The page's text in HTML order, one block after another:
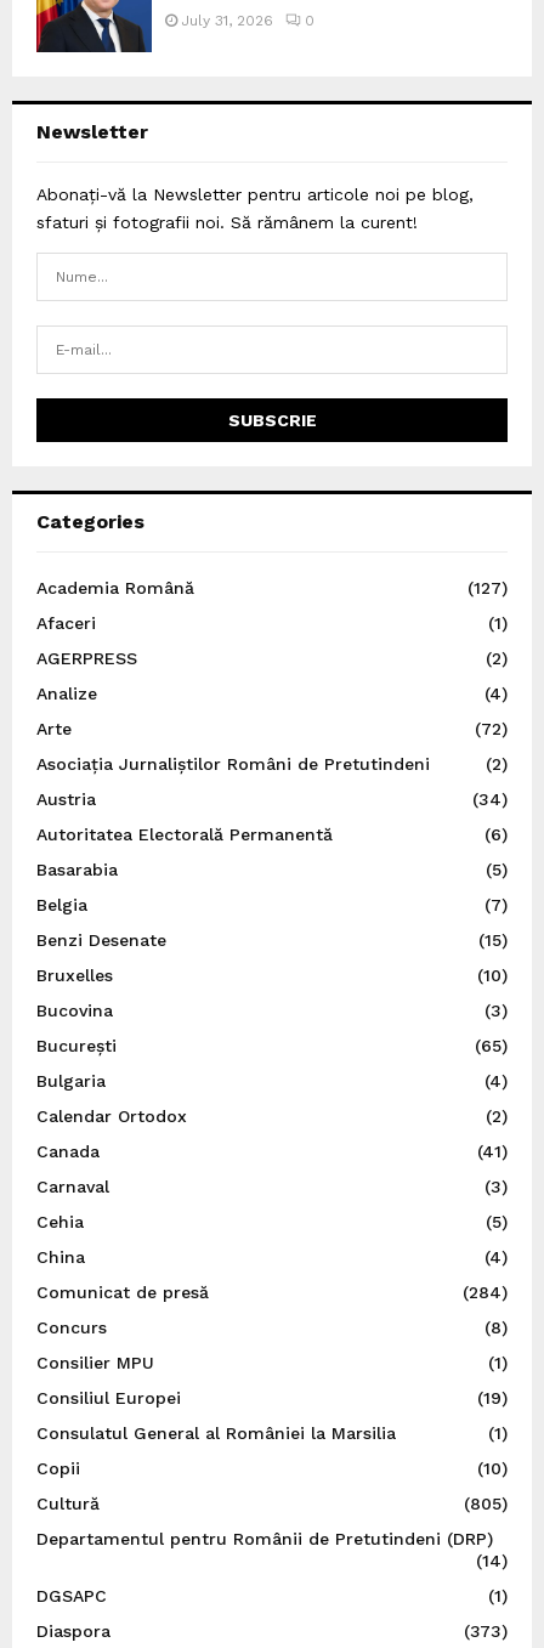
July 31, 2026 0
Newsletter
Abonați-vă la Newsletter pentru articole noi pe blog,
sfaturi și fotografii noi. Să rămânem la curent!
Categories
Academia Română
(127)
Afaceri
(1)
AGERPRESS
(2)
Analize
(4)
Arte
(72)
Asociația Jurnaliștilor Români de Pretutindeni
(2)
Austria
(34)
Autoritatea Electorală Permanentă
(6)
Basarabia
(5)
Belgia
(7)
Benzi Desenate
(15)
Bruxelles
(10)
Bucovina
(3)
București
(65)
Bulgaria
(4)
Calendar Ortodox
(2)
Canada
(41)
Carnaval
(3)
Cehia
(5)
China
(4)
Comunicat de presă
(284)
Concurs
(8)
Consilier MPU
(1)
Consiliul Europei
(19)
Consulatul General al României la Marsilia
(1)
Copii
(10)
Cultură
(805)
Departamentul pentru Românii de Pretutindeni (DRP)
(14)
DGSAPC
(1)
Diaspora
(373)